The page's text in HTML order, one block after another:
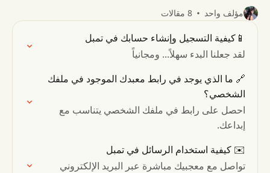
مؤلف واحد 8 مقالات
📱كيفية التسجيل وإنشاء حسابك في تمبل
لقد جعلنا البدء سهلاً... ومجانياً
🔗 ما الذي يوجد في رابط معبدك الموجود في ملفك
الشخصي؟
احصل على رابط في ملفك الشخصي يتناسب مع
إبداعك.
✉️ كيفية استخدام الرسائل في تمبل
تواصل مع معجبيك مباشرة عبر البريد الإلكتروني